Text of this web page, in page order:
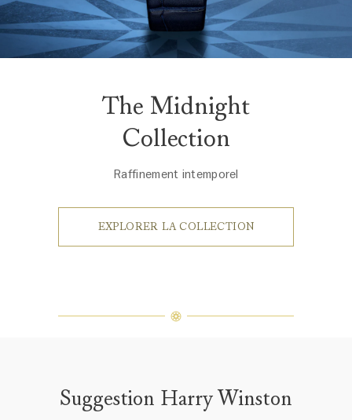
The Midnight
Collection
Raffinement intemporel
EXPLORER LA COLLECTION
Suggestion Harry Winston